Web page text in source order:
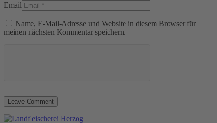
Email
Name, E-Mail-Adresse und Website in diesem Browser für
meinen nächsten Kommentar speichern.